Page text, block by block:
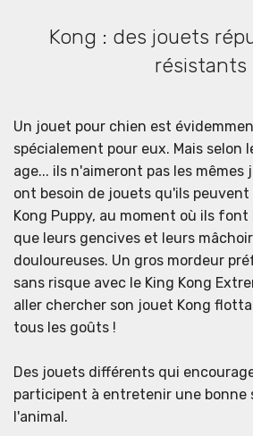
Kong : des jouets
résistants
Un jouet pour chien est
spécialement pour eux. Mais selon
age... ils n'aimeront pas les
ont besoin de jouets qu'ils peuvent
Kong Puppy, au moment où ils
que leurs gencives et leurs
douloureuses. Un gros mordeur
sans risque avec le King Kong
aller chercher son jouet Kong
tous les goûts !
Des jouets différents qui
participent à entretenir une bonne
l'animal.